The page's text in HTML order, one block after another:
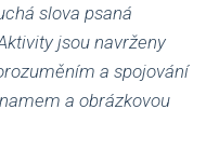
slova psaná
jsou navrženy
a spojování
a obrázkovou